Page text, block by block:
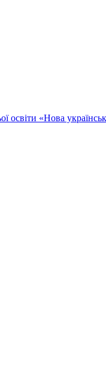
освіти «Нова